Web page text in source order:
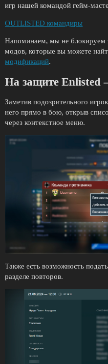
игр нашей командой гейм-
OUTLISTED командиры
Напоминаем, мы не блокируем
модов, которые вы можете
модификаций.
На защите Enlisted
Заметив подозрительного
него прямо в бою, открыв
через контекстное меню.
Также есть возможность
разделе повторов.